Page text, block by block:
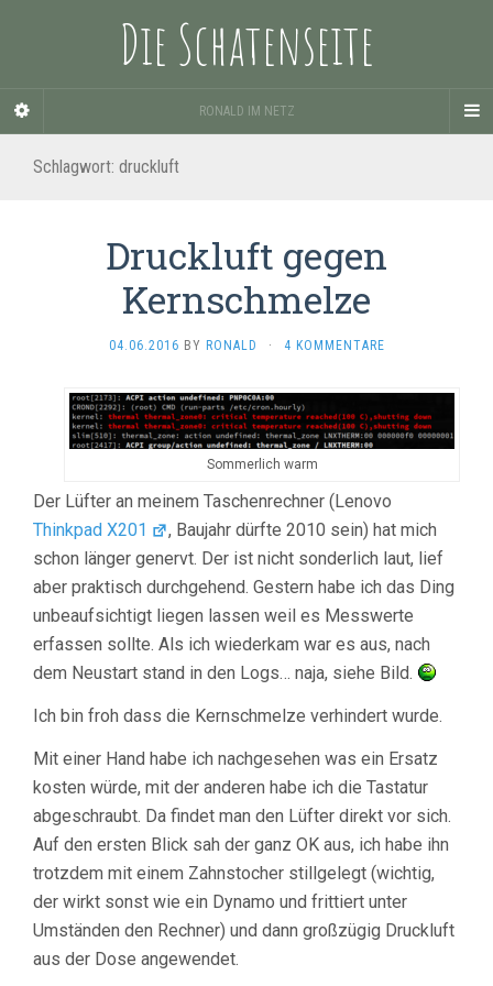
Die Schatenseite
RONALD IM NETZ
Schlagwort: druckluft
Druckluft gegen
Kernschmelze
04.06.2016 BY RONALD · 4 KOMMENTARE
Sommerlich warm
Der Lüfter an meinem Taschenrechner (Lenovo
Thinkpad X201
, Baujahr dürfte 2010 sein) hat mich
schon länger genervt. Der ist nicht sonderlich laut, lief
aber praktisch durchgehend. Gestern habe ich das Ding
unbeaufsichtigt liegen lassen weil es Messwerte
erfassen sollte. Als ich wiederkam war es aus, nach
dem Neustart stand in den Logs… naja, siehe Bild.
Ich bin froh dass die Kernschmelze verhindert wurde.
Mit einer Hand habe ich nachgesehen was ein Ersatz
kosten würde, mit der anderen habe ich die Tastatur
abgeschraubt. Da findet man den Lüfter direkt vor sich.
Auf den ersten Blick sah der ganz OK aus, ich habe ihn
trotzdem mit einem Zahnstocher stillgelegt (wichtig,
der wirkt sonst wie ein Dynamo und frittiert unter
Umständen den Rechner) und dann großzügig Druckluft
aus der Dose angewendet.